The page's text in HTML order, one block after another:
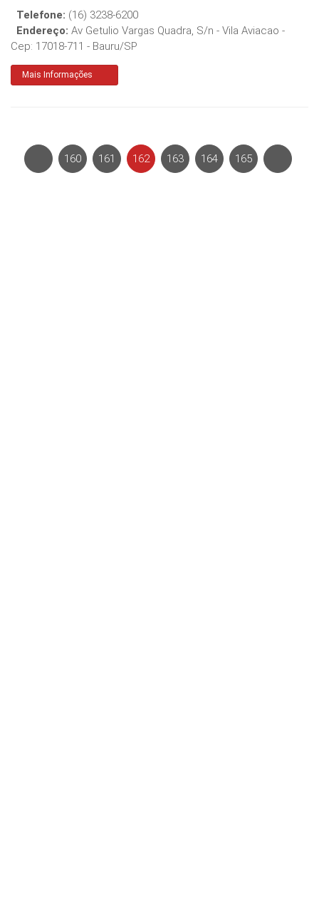
Telefone: (16) 3238-6200
Endereço: Av Getulio Vargas Quadra, S/n - Vila Aviacao -
Cep: 17018-711 - Bauru/SP
Mais Informações
160 161 162 163 164 165